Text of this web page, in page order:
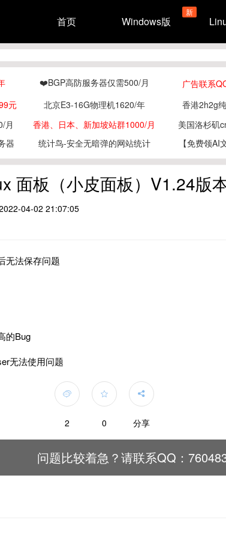
首页 Windows版
新
❤️BGP高防服务器仅需500/月 广告联系
元
北京E3-16G物理机1620/年 香港2h2g
月
香港、日本、新加坡站群1000/月 美国洛杉矶
器
统计鸟-安全无暗弹的网站统计 【免费领AI
面板（小皮面板）V1.24版
04-02 21:07:05
无法保存问题
的Bug
无法使用问题
2

0

分享
问题比较着急？请联系QQ：